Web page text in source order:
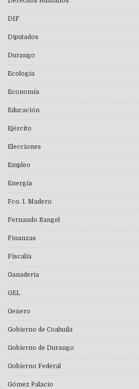
DIF
Diputados
Durango
Ecología
Economía
Educación
Ejército
Elecciones
Empleo
Energía
Fco. I. Madero
Fernando Rangel
Finanzas
Fiscalía
Ganaderia
GEL
Genero
Gobierno de Coahuila
Gobierno de Durango
Gobierno Federal
Gómez Palacio